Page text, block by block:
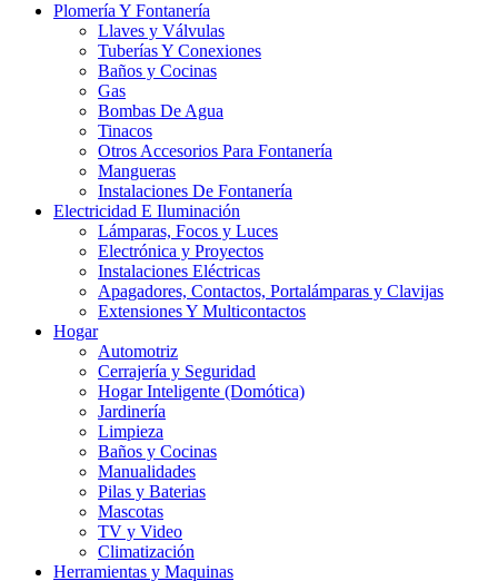
Plomería Y Fontanería
Llaves y Válvulas
Tuberías Y Conexiones
Baños y Cocinas
Gas
Bombas De Agua
Tinacos
Otros Accesorios Para Fontanería
Mangueras
Instalaciones De Fontanería
Electricidad E Iluminación
Lámparas, Focos y Luces
Electrónica y Proyectos
Instalaciones Eléctricas
Apagadores, Contactos, Portalámparas y Clavijas
Extensiones Y Multicontactos
Hogar
Automotriz
Cerrajería y Seguridad
Hogar Inteligente (Domótica)
Jardinería
Limpieza
Baños y Cocinas
Manualidades
Pilas y Baterias
Mascotas
TV y Video
Climatización
Herramientas y Maquinas